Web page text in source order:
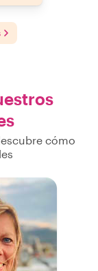
cómo